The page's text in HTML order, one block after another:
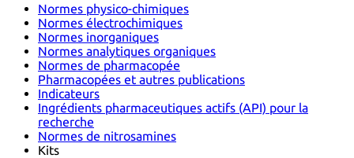
Normes physico-chimiques
Normes électrochimiques
Normes inorganiques
Normes analytiques organiques
Normes de pharmacopée
Pharmacopées et autres publications
Indicateurs
Ingrédients pharmaceutiques actifs (API) pour la
recherche
Normes de nitrosamines
Kits